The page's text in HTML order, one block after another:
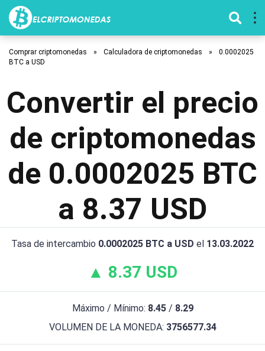
Comprar criptomonedas » Calculadora de criptomonedas »
0.0002025
BTC a USD
Convertir el precio
de criptomonedas
de 0.0002025 BTC
a 8.37 USD
Tasa de intercambio 0.0002025 BTC a USD el 13.03.2022
▲ 8.37 USD
Máximo / Mínimo: 8.45/ 8.29
VOLUMEN DE LA MONEDA: 3756577.34